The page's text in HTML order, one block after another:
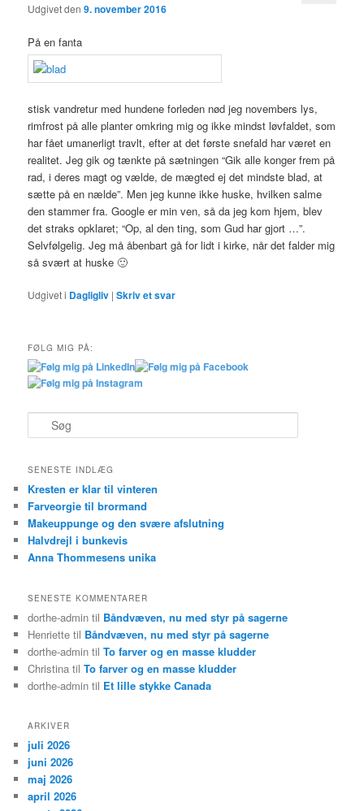
Udgivet den9. november 2016
På en fanta
stisk vandretur med hundene forleden nød jeg novembers lys,
rimfrost på alle planter omkring mig og ikke mindst løvfaldet, som
har fået umanerligt travlt, efter at det første snefald har været en
realitet. Jeg gik og tænkte på sætningen “Gik alle konger frem på
rad, i deres magt og vælde, de mægted ej det mindste blad, at
sætte på en nælde”. Men jeg kunne ikke huske, hvilken salme
den stammer fra. Google er min ven, så da jeg kom hjem, blev
det straks opklaret; “Op, al den ting, som Gud har gjort …”.
Selvfølgelig. Jeg må åbenbart gå for lidt i kirke, når det falder mig
så svært at huske 🙂
Udgivet i Dagligliv |Skriv et svar
FØLG MIG PÅ:
ø
SENESTE INDLÆG
Kresten er klar til vinteren
Farveorgie til brormand
Makeuppunge og den svære afslutning
Halvdrejl i bunkevis
Anna Thommesens unika
SENESTE KOMMENTARER
dorthe-admin til Båndvæven, nu med styr på sagerne
Henriette til Båndvæven, nu med styr på sagerne
dorthe-admin tilTo farver og en masse kludder
Christina tilTo farver og en masse kludder
dorthe-admin til Et lille stykke Canada
ARKIVER
juli 2026
juni 2026
maj 2026
april 2026